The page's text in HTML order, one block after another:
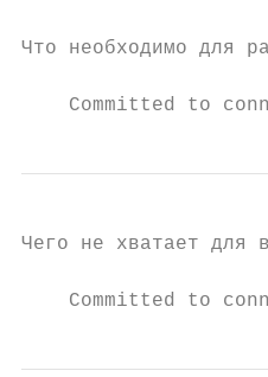
Что необходимо для
Committed to
Чего не хватает для
Committed to